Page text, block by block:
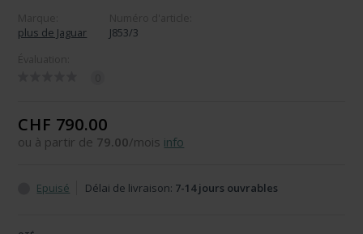
plus de Jaguar
J853/3
CHF 790.00
ou à partir de 79.00/mois info
Epuisé Délai de livraison: 7-14 jours ouvrables